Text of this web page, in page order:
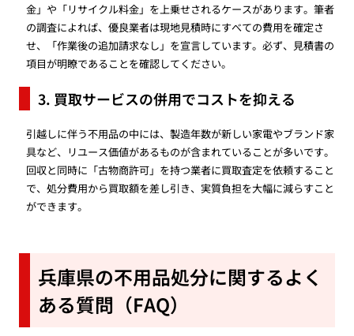
金」や「リサイクル料金」を上乗せされるケースがあります。筆者
の調査によれば、優良業者は現地見積時にすべての費用を確定さ
せ、「作業後の追加請求なし」を宣言しています。必ず、見積書の
項目が明瞭であることを確認してください。
3. 買取サービスの併用でコストを抑える
引越しに伴う不用品の中には、製造年数が新しい家電やブランド家
具など、リユース価値があるものが含まれていることが多いです。
回収と同時に「古物商許可」を持つ業者に買取査定を依頼すること
で、処分費用から買取額を差し引き、実質負担を大幅に減らすこと
ができます。
兵庫県の不用品処分に関するよく
ある質問（FAQ）